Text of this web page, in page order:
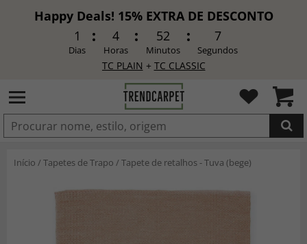
Happy Deals! 15% EXTRA DE DESCONTO
1
Dias
4
Horas
52
Minutos
5
Segundos
TC PLAIN + TC CLASSIC
ADICIONADO
Início /Tapetes de Trapo /Tapete de retalhos - Tuva (bege)